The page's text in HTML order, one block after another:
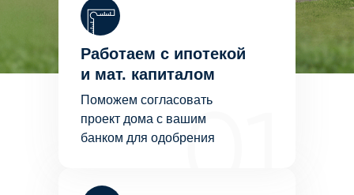
Работаем с ипотекой
и мат. капиталом
Поможем согласовать
проект дома с вашим
банком для одобрения